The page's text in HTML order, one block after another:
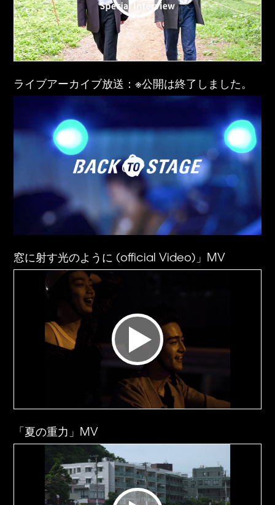
ライブアーカイブ放送：※公開は終了しました。
窓に射す光のように (official Video)」MV
「夏の重力」MV